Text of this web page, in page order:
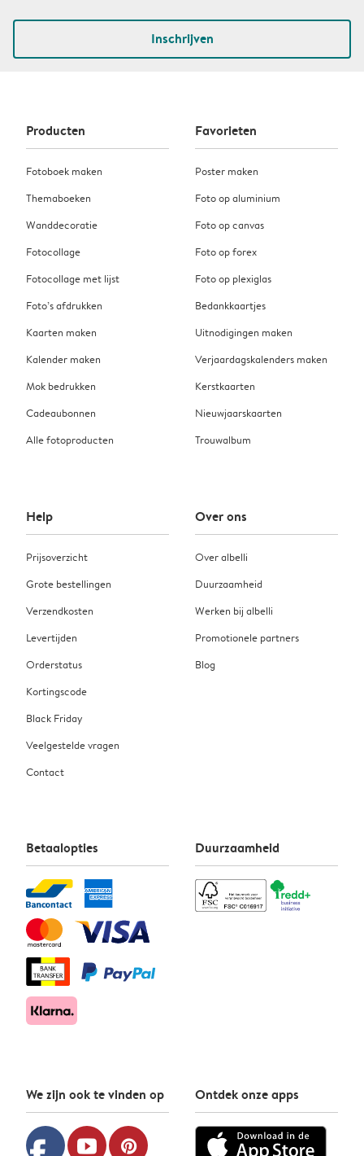
Inschrijven
Producten
Fotoboek maken
Themaboeken
Wanddecoratie
Fotocollage
Fotocollage met lijst
Foto’s afdrukken
Kaarten maken
Kalender maken
Mok bedrukken
Cadeaubonnen
Alle fotoproducten
Favorieten
Poster maken
Foto op aluminium
Foto op canvas
Foto op forex
Foto op plexiglas
Bedankkaartjes
Uitnodigingen maken
Verjaardagskalenders maken
Kerstkaarten
Nieuwjaarskaarten
Trouwalbum
Help
Prijsoverzicht
Grote bestellingen
Verzendkosten
Levertijden
Orderstatus
Kortingscode
Black Friday
Veelgestelde vragen
Contact
Over ons
Over albelli
Duurzaamheid
Werken bij albelli
Promotionele partners
Blog
Betaalopties Duurzaamheid
We zijn ook te vinden op
youtube pinterest
Ontdek onze apps